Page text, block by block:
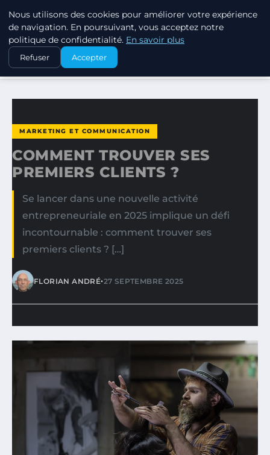
MARKETING STRATEGIQUE
ACCUEIL
MARKETING ET COMMUNICATION
COMMENT TROUVER SES PREMIERS CLIENTS ?
MARKETING ET COMMUNICATION
COMMENT TROUVER SES
PREMIERS CLIENTS ?
Se lancer dans une nouvelle activité
entrepreneuriale en 2025 implique un défi
incontournable : comment trouver ses
premiers clients ? […]
FLORIAN ANDRÉ•27 SEPTEMBRE 2025
Nous utilisons des cookies pour améliorer votre expérience
de navigation. En poursuivant, vous acceptez notre
politique de confidentialité. En savoir plus
Refuser Accepter